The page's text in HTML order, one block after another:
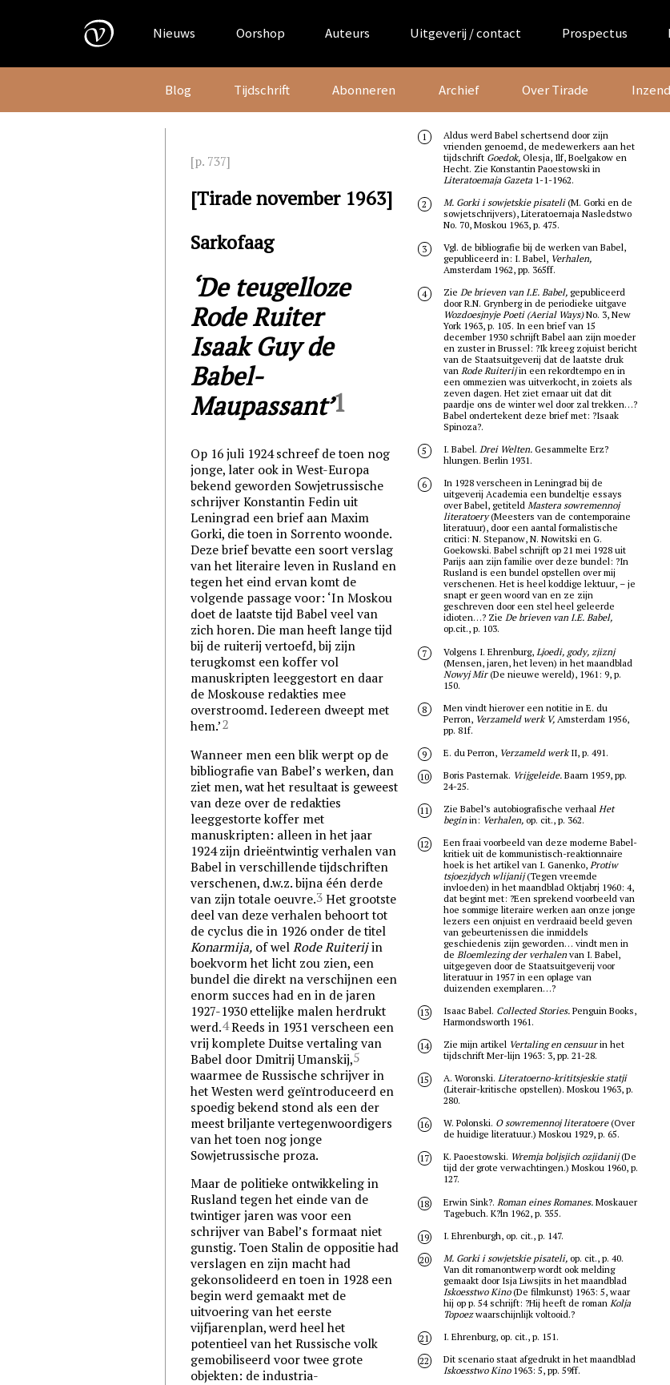
Nieuws Oorshop Auteurs Uitgeverij / contact Prospectus
Blog Tijdschrift Abonneren Archief Over Tirade
[p. 737]
[Tirade november 1963]
Sarkofaag
‘De teugelloze
Rode Ruiter
Isaak Guy de
Babel-
Maupassant’1
Op 16 juli 1924 schreef de toen nog
jonge, later ook in West-Europa
bekend geworden Sowjetrussische
schrijver Konstantin Fedin uit
Leningrad een brief aan Maxim
Gorki, die toen in Sorrento woonde.
Deze brief bevatte een soort verslag
van het literaire leven in Rusland en
tegen het eind ervan komt de
volgende passage voor: ‘In Moskou
doet de laatste tijd Babel veel van
zich horen. Die man heeft lange tijd
bij de ruiterij vertoefd, bij zijn
terugkomst een koffer vol
manuskripten leeggestort en daar
de Moskouse redakties mee
overstroomd. Iedereen dweept met
hem.’2
Wanneer men een blik werpt op de
bibliografie van Babel’s werken, dan
ziet men, wat het resultaat is geweest
van deze over de redakties
leeggestorte koffer met
manuskripten: alleen in het jaar
1924 zijn drieëntwintig verhalen van
Babel in verschillende tijdschriften
verschenen, d.w.z. bijna één derde
van zijn totale oeuvre.3 Het grootste
deel van deze verhalen behoort tot
de cyclus die in 1926 onder de titel
Konarmija, of wel Rode Ruiterijin
boekvorm het licht zou zien, een
bundel die direkt na verschijnen een
enorm succes had en in de jaren
1927-1930 ettelijke malen herdrukt
werd.4Reeds in 1931 verscheen een
vrij komplete Duitse vertaling van
Babel door Dmitrij Umanskij,5
waarmee de Russische schrijver in
het Westen werd geïntroduceerd en
spoedig bekend stond als een der
meest briljante vertegenwoordigers
van het toen nog jonge
Sowjetrussische proza.
Maar de politieke ontwikkeling in
Rusland tegen het einde van de
twintiger jaren was voor een
schrijver van Babel’s formaat niet
gunstig. Toen Stalin de oppositie had
verslagen en zijn macht had
gekonsolideerd en toen in 1928 een
begin werd gemaakt met de
uitvoering van het eerste
vijfjarenplan, werd heel het
potentieel van het Russische volk
gemobiliseerd voor twee grote
objekten: de industria-
1
Aldus werd Babel schertsend door zijn
vrienden genoemd, de medewerkers aan het
tijdschrift Goedok,Olesja, Ilf, Boelgakow en
Hecht. Zie Konstantin Paoestowski in
Literatoemaja Gazeta1-1-1962.
2 M. Gorki i sowjetskie pisateli(M. Gorki en de
sowjetschrijvers), Literatoernaja Nasledstwo
No. 70, Moskou 1963, p. 475.
3
Vgl. de bibliografie bij de werken van Babel,
gepubliceerd in: I. Babel, Verhalen,
Amsterdam 1962, pp. 365ff.
4 Zie De brieven van I.E. Babel,gepubliceerd
door R.N. Grynberg in de periodieke uitgave
Wozdoesjnyje Poeti (Aerial Ways)No. 3, New
York 1963, p. 105. In een brief van 15
december 1930 schrijft Babel aan zijn moeder
en zuster in Brussel: ?Ik kreeg zojuist bericht
van de Staatsuitgeverij dat de laatste druk
van Rode Ruiterijin een rekordtempo en in
een ommezien was uitverkocht, in zoiets als
zeven dagen. Het ziet ernaar uit dat dit
paardje ons de winter wel door zal trekken…?
Babel ondertekent deze brief met: ?Isaak
Spinoza?.
5 I. Babel. Drei Welten.Gesammelte Erz?
hlungen. Berlin 1931.
6
In 1928 verscheen in Leningrad bij de
uitgeverij Academia een bundeltje essays
over Babel, getiteld Mastera sowremennoj
literatoery(Meesters van de contemporaine
literatuur), door een aantal formalistische
critici: N. Stepanow, N. Nowitski en G.
Goekowski. Babel schrijft op 21 mei 1928 uit
Parijs aan zijn familie over deze bundel: ?In
Rusland is een bundel opstellen over mij
verschenen. Het is heel koddige lektuur, – je
snapt er geen woord van en ze zijn
geschreven door een stel heel geleerde
idioten…? Zie De brieven van I.E. Babel,
op.cit., p. 103.
7 Volgens I. Ehrenburg, Ljoedi, gody, zjiznj
(Mensen, jaren, het leven) in het maandblad
Nowyj Mir(De nieuwe wereld), 1961: 9, p.
150.
8
Men vindt hierover een notitie in E. du
Perron, Verzameld werk V,Amsterdam 1956,
pp. 81f.
9 E. du Perron, Verzameld werkII, p. 491.
10 Boris Pasternak. Vrijgeleide.Baarn 1959, pp.
24-25.
11 Zie Babel’s autobiografische verhaal Het
beginin: Verhalen,op. cit., p. 362.
12
Een fraai voorbeeld van deze moderne Babel-
kritiek uit de kommunistisch-reaktionnaire
hoek is het artikel van I. Ganenko, Protiw
tsjoezjdych wlijanij(Tegen vreemde
invloeden) in het maandblad Oktjabrj 1960: 4,
dat begint met: ?Een sprekend voorbeeld van
hoe sommige literaire werken aan onze jonge
lezers een onjuist en verdraaid beeld geven
van gebeurtenissen die inmiddels
geschiedenis zijn geworden… vindt men in
de Bloemlezing der verhalenvan I. Babel,
uitgegeven door de Staatsuitgeverij voor
literatuur in 1957 in een oplage van
duizenden exemplaren…?
13 Isaac Babel. Collected Stories.Penguin Books,
Harmondsworth 1961.
14 Zie mijn artikel Vertaling en censuurin het
tijdschrift Mer-lijn 1963: 3, pp. 21-28.
15 A. Woronski. Literatoerno-krititsjeskie statji
(Literair-kritische opstellen). Moskou 1963, p.
280.
16 W. Polonski. O sowremennoj literatoere(Over
de huidige literatuur.) Moskou 1929, p. 65.
17 K. Paoestowski. Wremja boljsjich ozjidanij(De
tijd der grote verwachtingen.) Moskou 1960, p.
127.
18 Erwin Sink?. Roman eines Romanes.Moskauer
Tagebuch. K?ln 1962, p. 355.
19 I. Ehrenburgh, op. cit., p. 147.
20 M. Gorki i sowjetskie pisateli,op. cit., p. 40.
Van dit romanontwerp wordt ook melding
gemaakt door Isja Liwsjits in het maandblad
Iskoesstwo Kino(De filmkunst) 1963: 5, waar
hij op p. 54 schrijft: ?Hij heeft de roman Kolja
Topoezwaarschijnlijk voltooid.?
21 I. Ehrenburg, op. cit., p. 151.
22
Dit scenario staat afgedrukt in het maandblad
Iskoesstwo Kino1963: 5, pp. 59ff.